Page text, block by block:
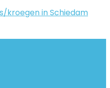
kroegen in Schiedam